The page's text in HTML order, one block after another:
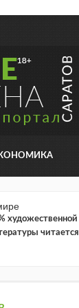
художественной